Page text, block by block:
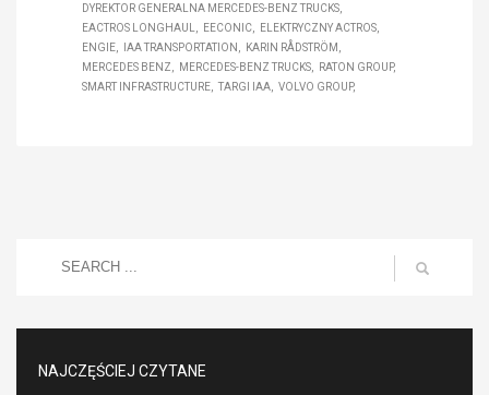
DYREKTOR GENERALNA MERCEDES-BENZ TRUCKS
EACTROS LONGHAUL
EECONIC
ELEKTRYCZNY ACTROS
ENGIE
IAA TRANSPORTATION
KARIN RÅDSTRÖM
MERCEDES BENZ
MERCEDES-BENZ TRUCKS
RATON GROUP
SMART INFRASTRUCTURE
TARGI IAA VOLVO GROUP
NAJCZĘŚCIEJ CZYTANE